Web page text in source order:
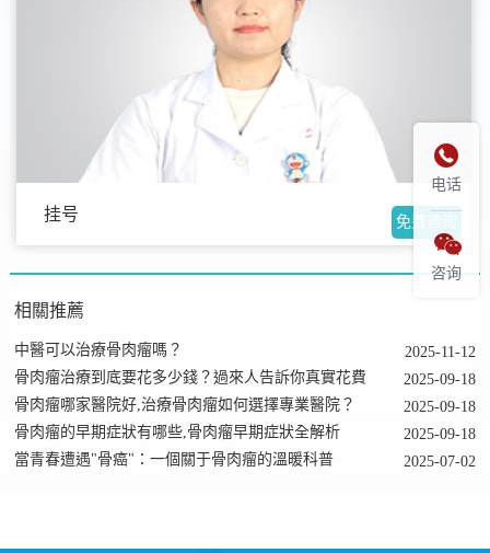
免费咨询
挂号
相關推薦
2025-11-12
中醫可以治療骨肉瘤嗎？
2025-09-18
骨肉瘤治療到底要花多少錢？過來人告訴你真實花費
2025-09-18
骨肉瘤哪家醫院好,治療骨肉瘤如何選擇專業醫院？
2025-09-18
骨肉瘤的早期症狀有哪些,骨肉瘤早期症狀全解析
2025-07-02
當青春遭遇"骨癌"：一個關于骨肉瘤的溫暖科普

电话

咨询